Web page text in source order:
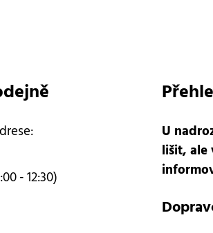
- 12:30)
U
lišit, ale